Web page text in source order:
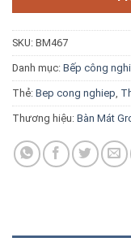
SKU: BM467
Danh mục: Bếp công
Thẻ: Bep cong nghiep
Thương hiệu: Bàn Mát